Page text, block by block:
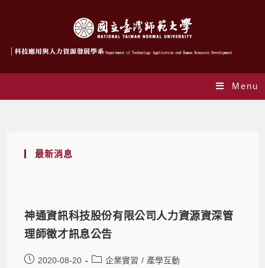
Menu
最新消息
神通資訊科技股份有限公司人力資源資深管
理師徵才訊息公告
2020-08-20 企業實習 / 產學互動